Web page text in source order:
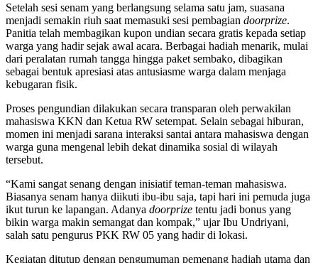
Setelah sesi senam yang berlangsung selama satu jam, suasana
menjadi semakin riuh saat memasuki sesi pembagian doorprize.
Panitia telah membagikan kupon undian secara gratis kepada setiap
warga yang hadir sejak awal acara. Berbagai hadiah menarik, mulai
dari peralatan rumah tangga hingga paket sembako, dibagikan
sebagai bentuk apresiasi atas antusiasme warga dalam menjaga
kebugaran fisik.
Proses pengundian dilakukan secara transparan oleh perwakilan
mahasiswa KKN dan Ketua RW setempat. Selain sebagai hiburan,
momen ini menjadi sarana interaksi santai antara mahasiswa dengan
warga guna mengenal lebih dekat dinamika sosial di wilayah
tersebut.
“Kami sangat senang dengan inisiatif teman-teman mahasiswa.
Biasanya senam hanya diikuti ibu-ibu saja, tapi hari ini pemuda juga
ikut turun ke lapangan. Adanya doorprize tentu jadi bonus yang
bikin warga makin semangat dan kompak,” ujar Ibu Undriyani,
salah satu pengurus PKK RW 05 yang hadir di lokasi.
Kegiatan ditutup dengan pengumuman pemenang hadiah utama dan